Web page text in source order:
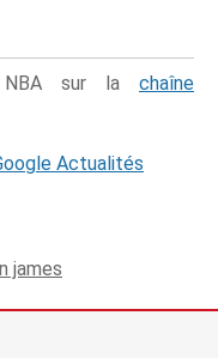
NBA sur la chaîne
Actualités
james